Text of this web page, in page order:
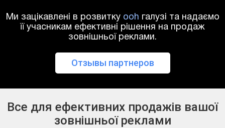
Ми зацікавлені в розвитку ooh галузі та надаємо
її учасникам ефективні рішення на продаж
зовнішньої реклами.
Отзывы партнеров
Все для ефективних продажів вашої
зовнішньої реклами